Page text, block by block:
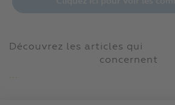
Découvrez les articles qui
concernent
...